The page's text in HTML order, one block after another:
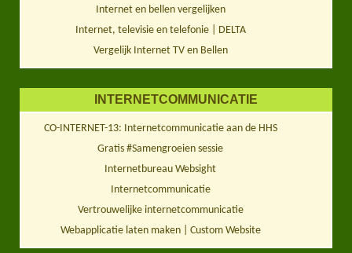
Internet en bellen vergelijken
Internet, televisie en telefonie | DELTA
Vergelijk Internet TV en Bellen
INTERNETCOMMUNICATIE
CO-INTERNET-13: Internetcommunicatie aan de HHS
Gratis #Samengroeien sessie
Internetbureau Websight
Internetcommunicatie
Vertrouwelijke internetcommunicatie
Webapplicatie laten maken | Custom Website